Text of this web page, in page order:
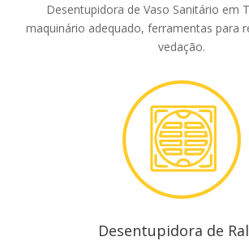
Desentupidora de Vaso Sanitário em
maquinário adequado, ferramentas para
vedação.
Desentupidora de